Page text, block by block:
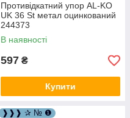
Противідкатний упор AL-KO
UK 36 St метал оцинкований
244373
В наявності
597 ₴
Купити
❱❱❱ ✰ № ❶